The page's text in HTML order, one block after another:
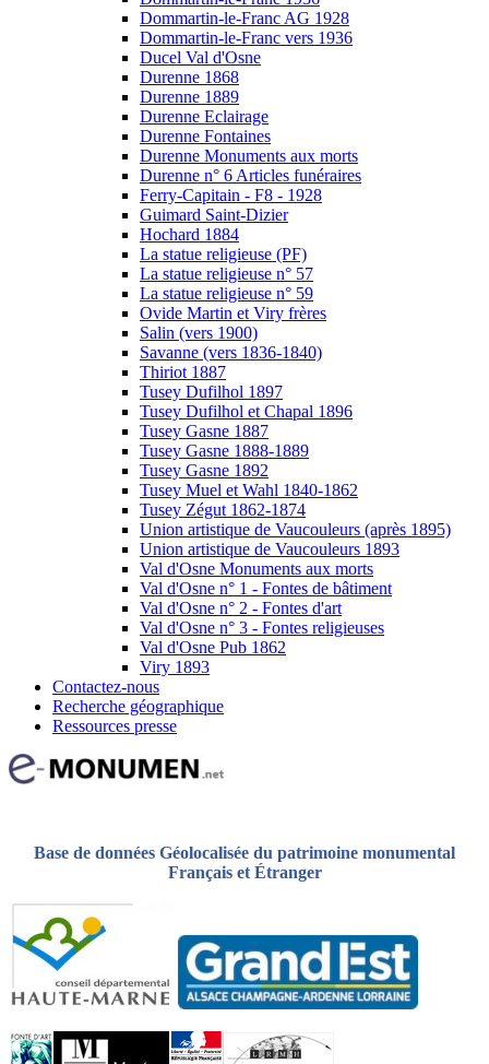
Dommartin-le-Franc AG 1928
Dommartin-le-Franc vers 1936
Ducel Val d'Osne
Durenne 1868
Durenne 1889
Durenne Eclairage
Durenne Fontaines
Durenne Monuments aux morts
Durenne n° 6 Articles funéraires
Ferry-Capitain - F8 - 1928
Guimard Saint-Dizier
Hochard 1884
La statue religieuse (PF)
La statue religieuse n° 57
La statue religieuse n° 59
Ovide Martin et Viry frères
Salin (vers 1900)
Savanne (vers 1836-1840)
Thiriot 1887
Tusey Dufilhol 1897
Tusey Dufilhol et Chapal 1896
Tusey Gasne 1887
Tusey Gasne 1888-1889
Tusey Gasne 1892
Tusey Muel et Wahl 1840-1862
Tusey Zégut 1862-1874
Union artistique de Vaucouleurs (après 1895)
Union artistique de Vaucouleurs 1893
Val d'Osne Monuments aux morts
Val d'Osne n° 1 - Fontes de bâtiment
Val d'Osne n° 2 - Fontes d'art
Val d'Osne n° 3 - Fontes religieuses
Val d'Osne Pub 1862
Viry 1893
Contactez-nous
Recherche géographique
Ressources presse
Base de données Géolocalisée du patrimoine monumental
Français et Étranger